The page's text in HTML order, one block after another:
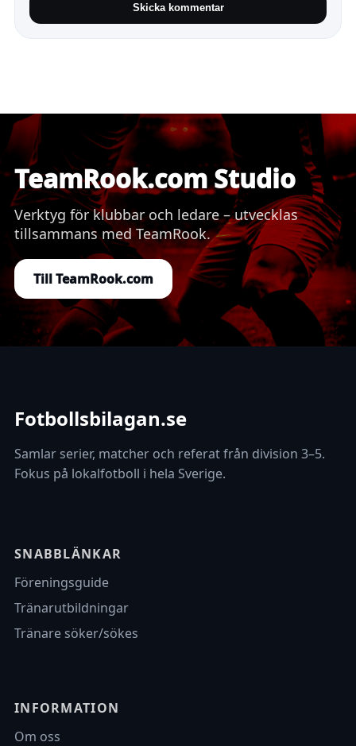
Skicka kommentar
TeamRook.com Studio
Verktyg för klubbar och ledare – utvecklas
tillsammans med TeamRook.
Till TeamRook.com
Fotbollsbilagan.se
Samlar serier, matcher och referat från division 3–5.
Fokus på lokalfotboll i hela Sverige.
SNABBLÄNKAR
Föreningsguide
Tränarutbildningar
Tränare söker/sökes
INFORMATION
Om oss